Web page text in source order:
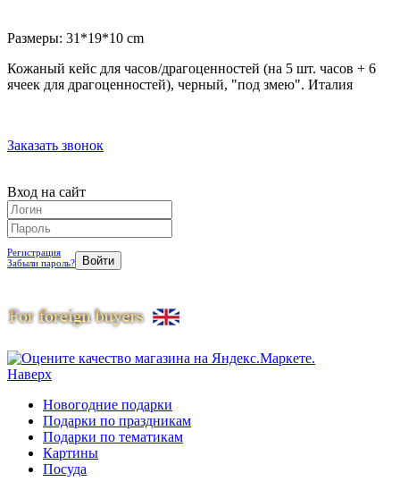
Размеры: 31*19*10 cm
Кожаный кейс для часов/драгоценностей (на 5 шт. часов + 6
ячеек для драгоценностей), черный, "под змею". Италия
Заказать звонок
Вход на сайт
Регистрация
Забыли пароль?
Наверх
Новогодние подарки
Подарки по праздникам
Подарки по тематикам
Картины
Посуда